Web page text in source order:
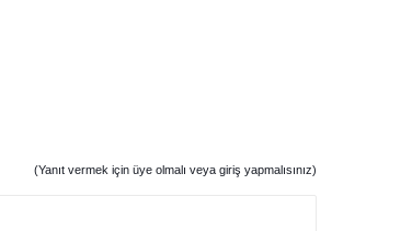
(Yanıt vermek için üye olmalı veya giriş yapmalısınız)